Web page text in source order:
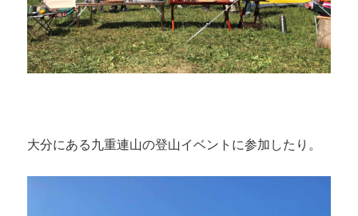
大分にある九重連山の登山イベントに参加したり。